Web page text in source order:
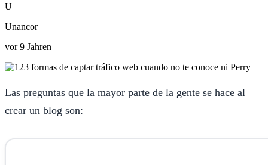
U
Unancor
vor 9 Jahren
Las preguntas que la mayor parte de la gente se hace al
crear un blog son: